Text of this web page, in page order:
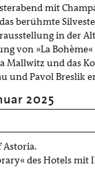
mit
berühmte
in der
von »La
Mallwitz und das
und Pavol Breslik
2025
des Hotels mit